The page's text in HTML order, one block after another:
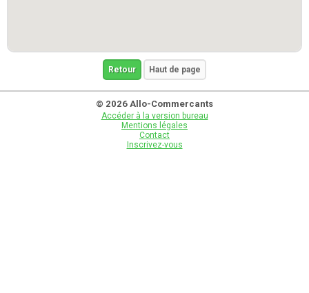
Retour Haut de page
© 2026 Allo-Commercants
Accéder à la version bureau
Mentions légales
Contact
Inscrivez-vous